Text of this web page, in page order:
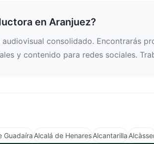
en Aranjuez?
consolidado. Encontrarás
y contenido para redes sociales.
GuadaíraAlcalá de HenaresAlcantarilla